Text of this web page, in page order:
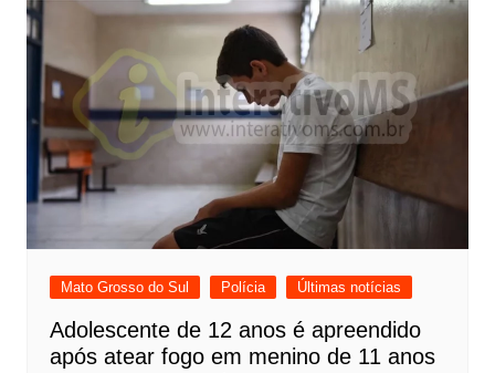
Mato Grosso do Sul Polícia Últimas notícias
Adolescente de 12 anos é apreendido
após atear fogo em menino de 11 anos